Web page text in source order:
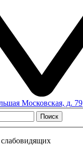
Московская, д. 79